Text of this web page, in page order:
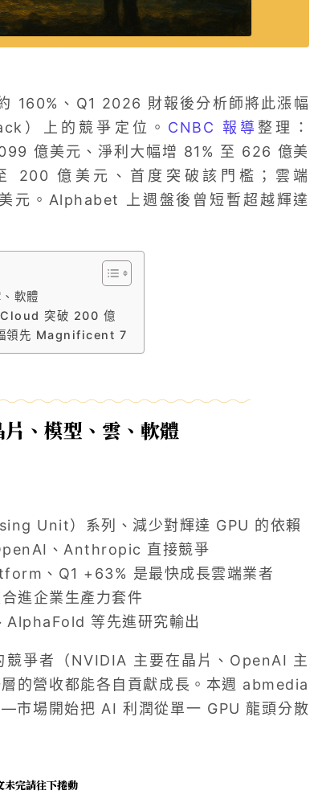
160%、Q1 2026 財報後分析師將此漲幅
）上的競爭定位。 CNBC 報導 整理：
億美元、淨利大幅增 81% 至 626 億美
200 億美元、首度突破該門檻；雲端
元。Alphabet 上週盤後曾短暫超越輝達
軟體
Cloud 突破 200 億
幅領先 Magnificent 7
、模型、雲、軟體
Unit）系列、減少對輝達 GPU 的依賴
、Anthropic 直接競爭
、Q1 +63% 是最快成長雲端業者
進企業生產力套件
等先進研究輸出
競爭者（NVIDIA 主要在晶片、OpenAI 主
的營收都能各自貢獻成長。本週 abmedia
—市場開始把 AI 利潤從單一 GPU 龍頭分散
未完請往下捲動